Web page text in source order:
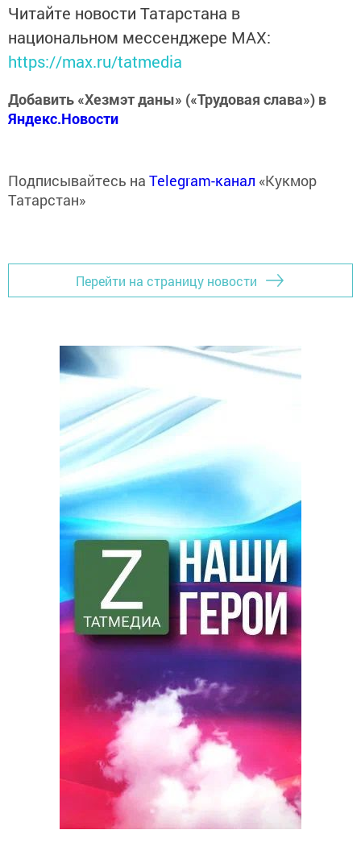
Читайте новости Татарстана в
национальном мессенджере MАХ:
https://max.ru/tatmedia
Добавить «Хезмэт даны» («Трудовая слава») в
Яндекс.Новости
Подписывайтесь на Telegram-канал «Кукмор
Татарстан»
Перейти на страницу новости